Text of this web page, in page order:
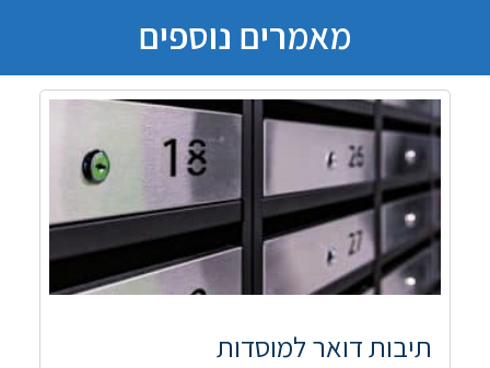
מאמרים נוספים
תיבות דואר למוסדות